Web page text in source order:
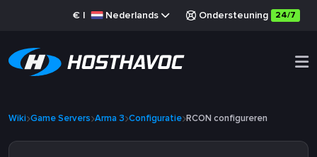
€ | Nederlands Ondersteuning 24/7
Wiki Game Servers Arma 3 Configuratie RCON configureren